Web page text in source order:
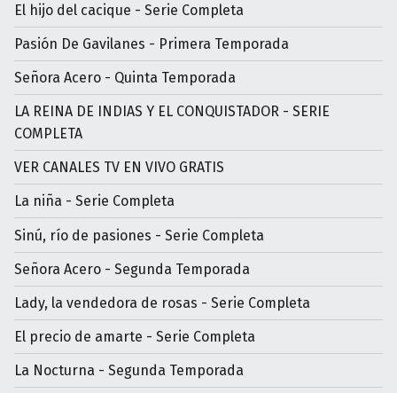
El hijo del cacique - Serie Completa
Pasión De Gavilanes - Primera Temporada
Señora Acero - Quinta Temporada
LA REINA DE INDIAS Y EL CONQUISTADOR - SERIE
COMPLETA
VER CANALES TV EN VIVO GRATIS
La niña - Serie Completa
Sinú, río de pasiones - Serie Completa
Señora Acero - Segunda Temporada
Lady, la vendedora de rosas - Serie Completa
El precio de amarte - Serie Completa
La Nocturna - Segunda Temporada